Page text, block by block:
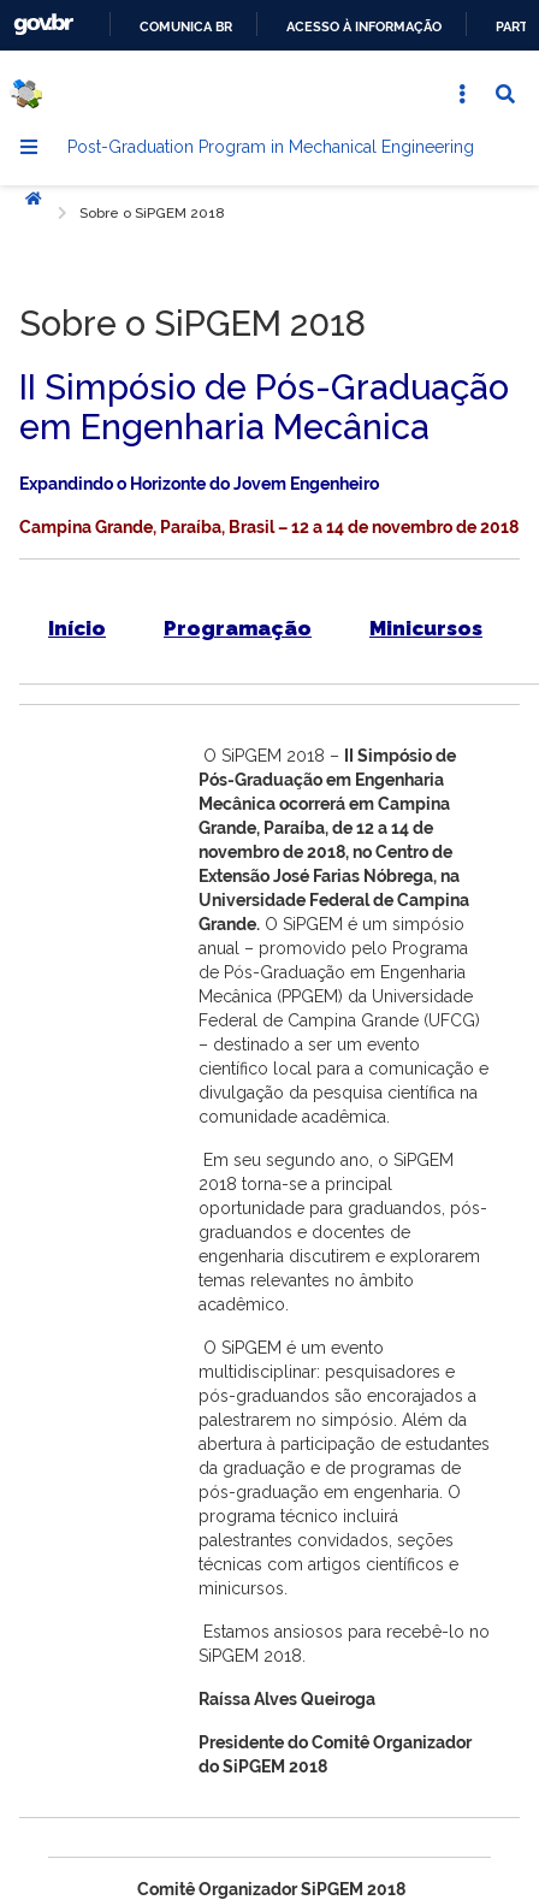
CONTENT
COMUNICA BR ACESSO À INFORMAÇÃO
Post-Graduation Program in Mechanical Engineering
Início
Sobre o SiPGEM 2018
Sobre o SiPGEM 2018
II Simpósio de Pós-Graduação
em Engenharia Mecânica
Expandindo o Horizonte do Jovem Engenheiro
Campina Grande, Paraíba, Brasil –12 a 14 de novembro de 2018
Início Programação Minicursos
O SiPGEM 2018 – II Simpósio de
Pós-Graduação em Engenharia
Mecânica ocorrerá em Campina
Grande, Paraíba, de 12 a 14 de
novembro de 2018, no Centro de
Extensão José Farias Nóbrega, na
Universidade Federal de Campina
Grande. O SiPGEM é um simpósio
anual – promovido pelo Programa
de Pós-Graduação em Engenharia
Mecânica (PPGEM) da Universidade
Federal de Campina Grande (UFCG)
– destinado a ser um evento
científico local para a comunicação e
divulgação da pesquisa científica na
comunidade acadêmica.
Em seu segundo ano, o SiPGEM
2018 torna-se a principal
oportunidade para graduandos, pós-
graduandos e docentes de
engenharia discutirem e explorarem
temas relevantes no âmbito
acadêmico.
O SiPGEM é um evento
multidisciplinar: pesquisadores e
pós-graduandos são encorajados a
palestrarem no simpósio. Além da
abertura à participação de estudantes
da graduação e de programas de
pós-graduação em engenharia. O
programa técnico incluirá
palestrantes convidados, seções
técnicas com artigos científicos e
minicursos.
Estamos ansiosos para recebê-lo no
SiPGEM 2018.
Raíssa Alves Queiroga
Presidente do Comitê Organizador
do SiPGEM 2018
Comitê Organizador SiPGEM 2018